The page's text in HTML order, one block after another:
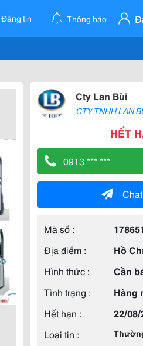
Đăng tin Thông báo
Cty Lan Bùi
CTY TNHH LAN
HẾT
0913 *** ***
Mã số :
Địa điểm :
Hồ
Hình thức :
Cần
Tình trạng :
Hàng
Hết hạn :
22/
Loại tin :